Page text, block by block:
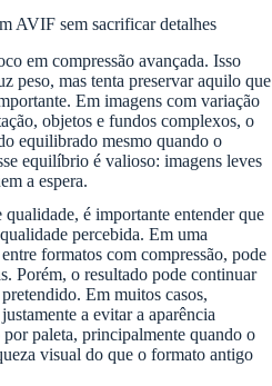
AVIF sem sacrificar detalhes
em compressão avançada. Isso
peso, mas tenta preservar aquilo que
Em imagens com variação
objetos e fundos complexos, o
equilibrado mesmo quando o
equilíbrio é valioso: imagens leves
a espera.
é importante entender que
percebida. Em uma
formatos com compressão, pode
Porém, o resultado pode continuar
Em muitos casos,
a evitar a aparência
paleta, principalmente quando o
visual do que o formato antigo